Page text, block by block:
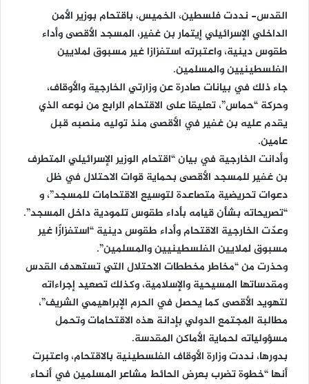
القدس- نددت فلسطين، الخميس، باقتحام بوزير الأمن
الداخلي الإسرائيلي إيتمار بن غفير، المسجد الأقصى وأداء
طقوس دينية، واعتبرته استفزازا غير مسبوق لملايين
الفلسطينيين والمسلمين.
جاء ذلك في بيانات صادرة عن وزارتي الخارجية والأوقاف،
وحركة “حماس”، تعليقا على الاقتحام الرابع من نوعه الذي
يقدم عليه بن غفير في الأقصى منذ توليه منصبه قبل
عامين.
وأدانت الخارجية في بيان “اقتحام الوزير الإسرائيلي المتطرف
بن غفير للمسجد الأقصى بحماية قوات الاحتلال في ظل
دعوات تحريضية متصاعدة لتوسيع الاقتحامات للمسجد”، و
“تصريحاته بشأن قيامه بأداء طقوس تلمودية داخل المسجد”.
وعدّت الخارجية الاقتحام وأداء طقوس دينية “استفزازًا غير
مسبوق لملايين الفلسطينيين والمسلمين”.
وحذرت من “مخاطر مخططات الاحتلال التي تستهدف القدس
ومقدساتها المسيحية والإسلامية، وكذلك تصعيد إجراءاته
لتهويد الأقصى كما يحصل في الحرم الإبراهيمي الشريف”،
مطالبة المجتمع الدولي بإدانة هذه الاقتحامات وتحمل
مسؤولياته لحماية الأماكن المقدسة.
بدورها، نددت وزارة الأوقاف الفلسطينية بالاقتحام، واعتبرت
أنها “خطوة تضرب بعرض الحائط مشاعر المسلمين في أنحاء